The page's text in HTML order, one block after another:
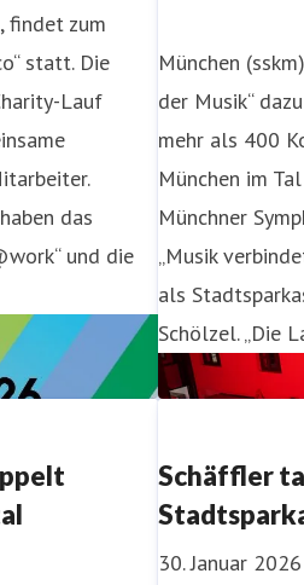
findet zum
statt. Die
Lauf
das
und die
München
der Musik“
mehr als 400
München im
Münchner
„Musik
als
Schölzel. „Die
Schäffler
30. Januar